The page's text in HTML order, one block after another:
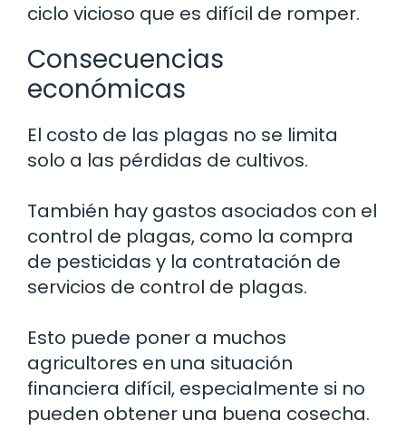
ciclo vicioso que es difícil de romper.
Consecuencias
económicas
El costo de las plagas no se limita
solo a las pérdidas de cultivos.
También hay gastos asociados con el
control de plagas, como la compra
de pesticidas y la contratación de
servicios de control de plagas.
Esto puede poner a muchos
agricultores en una situación
financiera difícil, especialmente si no
pueden obtener una buena cosecha.